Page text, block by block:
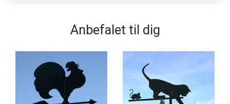
Anbefalet til dig